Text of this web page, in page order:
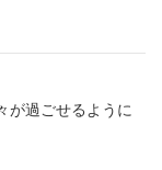
が過ごせるように